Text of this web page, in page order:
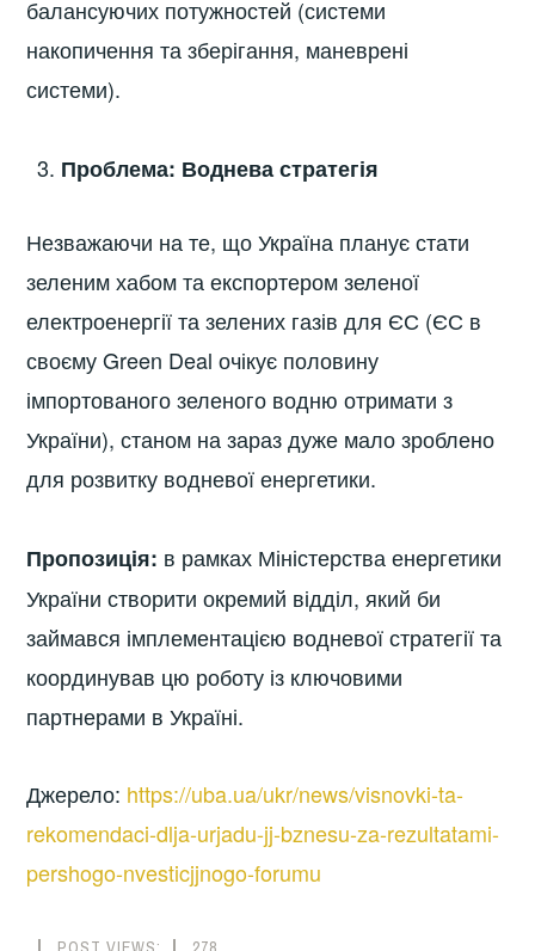
балансуючих потужностей (системи
накопичення та зберігання, маневрені
системи).
Проблема: Воднева стратегія
Незважаючи на те, що Україна планує стати
зеленим хабом та експортером зеленої
електроенергії та зелених газів для ЄС (ЄС в
своєму Green Deal очікує половину
імпортованого зеленого водню отримати з
України), станом на зараз дуже мало зроблено
для розвитку водневої енергетики.
Пропозиція: в рамках Міністерства енергетики
України створити окремий відділ, який би
займався імплементацією водневої стратегії та
координував цю роботу із ключовими
партнерами в Україні.
Джерело: https://uba.ua/ukr/news/visnovki-ta-
rekomendaci-dlja-urjadu-jj-bznesu-za-rezultatami-
pershogo-nvesticjjnogo-forumu